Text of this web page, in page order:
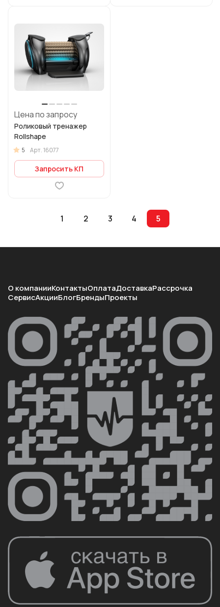
Цена по запросу
Роликовый тренажер
Rollshape
5 Арт.16077
Запросить КП
1 2 3 4 5
О компанииКонтактыОплатаДоставкаРассрочка
СервисАкцииБлогБрендыПроекты